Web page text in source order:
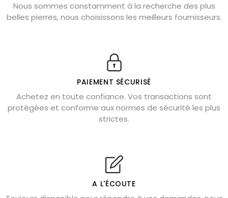
Chrysocolle : pierre apaisante
Obsidienne dorée : vertus et signification
Véritable citrine naturelle non chauffée
Où placer la citrine dans la maison
Cornaline : propriétés magiques
Capricorne : quelles pierres choisir
Shungite : purification et protection
Bagues en labradorite argent 925
Nous sommes constamment à la recherche des plus
belles pierres, nous choisissons les meilleurs fournisseurs.
PAIEMENT SÉCURISÉ
Achetez en toute confiance. Vos transactions sont
protégées et conforme aux normes de sécurité les plus
strictes.
A L'ÉCOUTE